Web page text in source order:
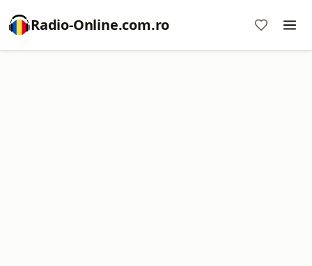
Radio-Online.com.ro